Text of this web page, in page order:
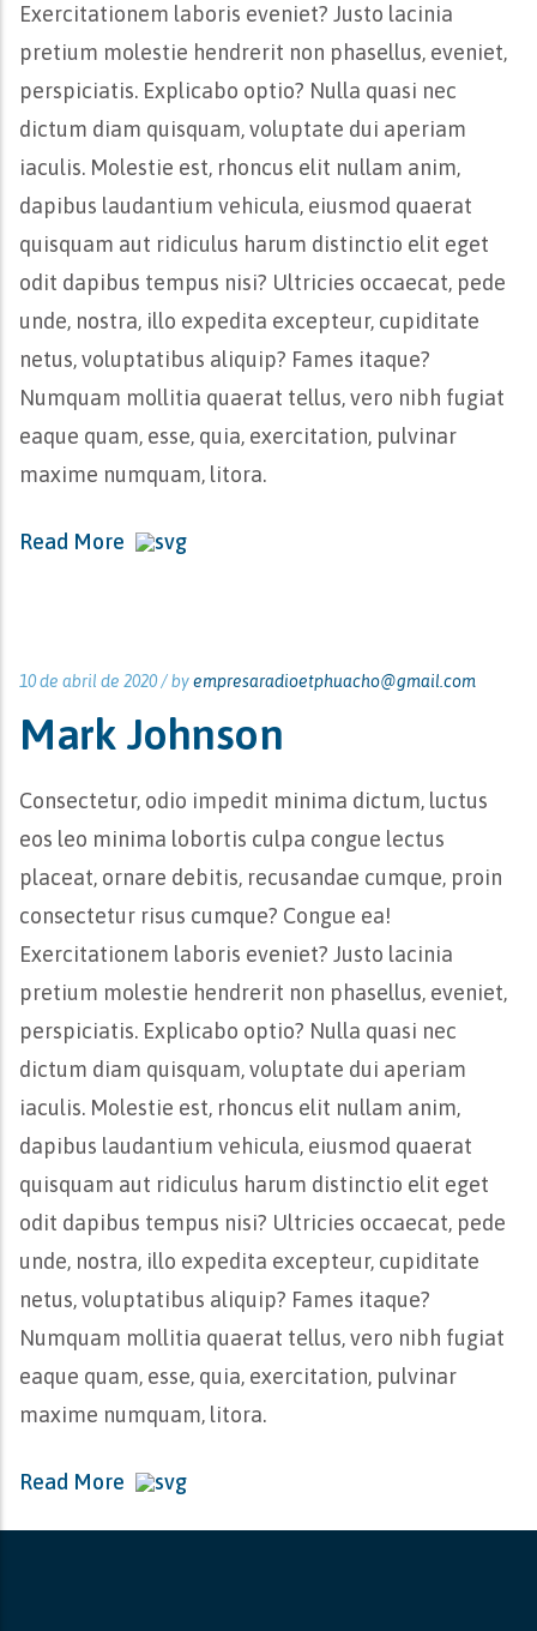
Exercitationem laboris eveniet? Justo lacinia
pretium molestie hendrerit non phasellus, eveniet,
perspiciatis. Explicabo optio? Nulla quasi nec
dictum diam quisquam, voluptate dui aperiam
iaculis. Molestie est, rhoncus elit nullam anim,
dapibus laudantium vehicula, eiusmod quaerat
quisquam aut ridiculus harum distinctio elit eget
odit dapibus tempus nisi? Ultricies occaecat, pede
unde, nostra, illo expedita excepteur, cupiditate
netus, voluptatibus aliquip? Fames itaque?
Numquam mollitia quaerat tellus, vero nibh fugiat
eaque quam, esse, quia, exercitation, pulvinar
maxime numquam, litora.
Read More
10 de abril de 2020 /byempresaradioetphuacho@gmail.com
Mark Johnson
Consectetur, odio impedit minima dictum, luctus
eos leo minima lobortis culpa congue lectus
placeat, ornare debitis, recusandae cumque, proin
consectetur risus cumque? Congue ea!
Exercitationem laboris eveniet? Justo lacinia
pretium molestie hendrerit non phasellus, eveniet,
perspiciatis. Explicabo optio? Nulla quasi nec
dictum diam quisquam, voluptate dui aperiam
iaculis. Molestie est, rhoncus elit nullam anim,
dapibus laudantium vehicula, eiusmod quaerat
quisquam aut ridiculus harum distinctio elit eget
odit dapibus tempus nisi? Ultricies occaecat, pede
unde, nostra, illo expedita excepteur, cupiditate
netus, voluptatibus aliquip? Fames itaque?
Numquam mollitia quaerat tellus, vero nibh fugiat
eaque quam, esse, quia, exercitation, pulvinar
maxime numquam, litora.
Read More